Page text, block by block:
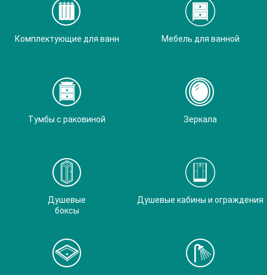
Комплектующие для ванн Мебель для ванной
Тумбы с раковиной Зеркала
Душевые
боксы
Душевые кабины и ограждения